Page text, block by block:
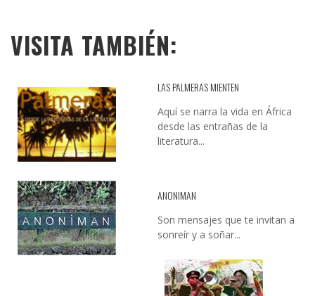
VISITA TAMBIÉN:
LAS PALMERAS MIENTEN
Aquí se narra la vida en África
desde las entrañas de la
literatura...
ANONIMAN
Son mensajes que te invitan a
sonreír y a soñar...